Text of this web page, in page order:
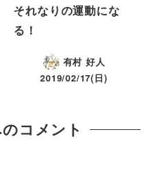
それなりの運動にな
る！
有村 好人
2019/02/17(日)
コメント